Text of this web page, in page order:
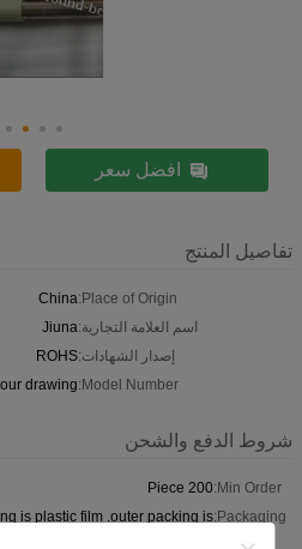
افضل سعر
تفاصيل المنتج
Place of Origin:
China
اسم العلامة التجارية:Jiuna
إصدار الشهادات:ROHS
Model Number:
drawing
شروط الدفع والشحن
Min Order:
200 Piece
Packaging:
is plastic film .outer packing is